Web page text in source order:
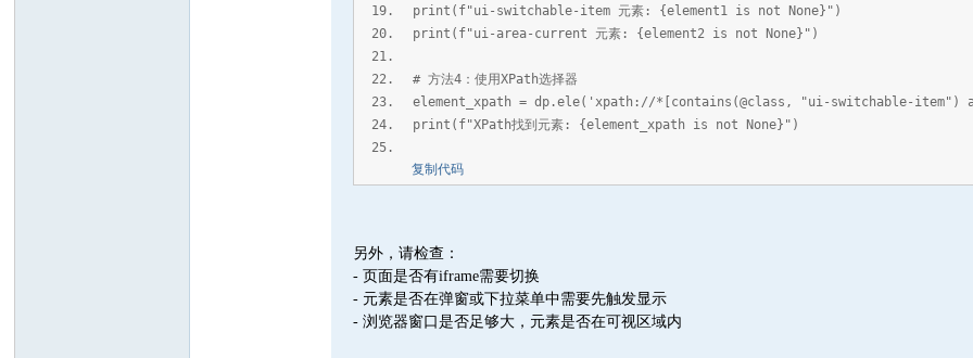
print(f"ui-switchable-item 元素: {element1 is not None}")
print(f"ui-area-current 元素: {element2 is not None}")
# 方法4：使用XPath选择器
element_xpath = dp.ele('xpath://*[contains(@class, "ui-switchable-
print(f"XPath找到元素: {element_xpath is not None}")
复制代码
另外，请检查：
- 页面是否有iframe需要切换
- 元素是否在弹窗或下拉菜单中需要先触发显示
- 浏览器窗口是否足够大，元素是否在可视区域内